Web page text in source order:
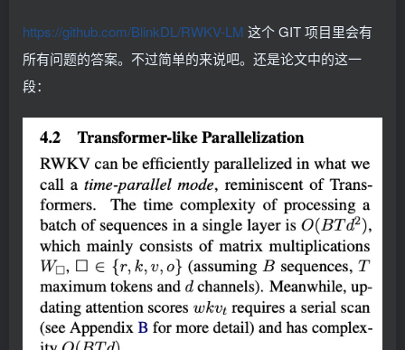
https://github.com/BlinkDL/RWKV-LM 这个 GIT 项目里会有
所有问题的答案。不过简单的来说吧。还是论文中的这一
段：